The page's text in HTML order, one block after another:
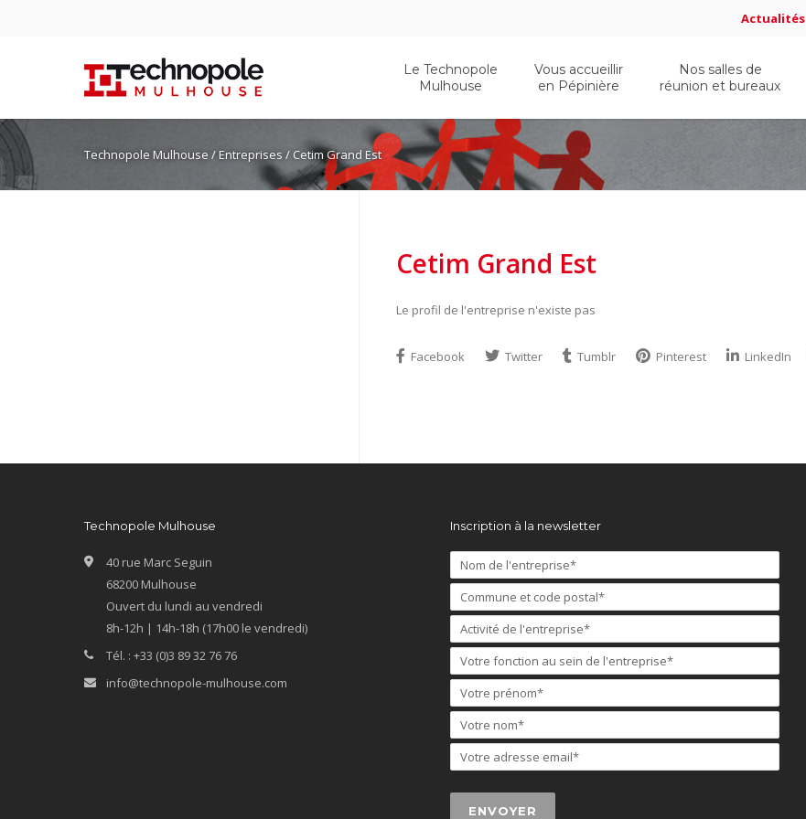
Actualités
Le Technopole
Mulhouse
Vous accueillir
en Pépinière
Nos salles de
réunion et bureaux
Technopole Mulhouse / Entreprises / Cetim Grand Est
Cetim Grand Est
Le profil de l'entreprise n'existe pas
Facebook Twitter Tumblr Pinterest LinkedIn
Technopole Mulhouse
40 rue Marc Seguin
68200 Mulhouse
Ouvert du lundi au vendredi
8h-12h | 14h-18h (17h00 le vendredi)
Tél. : +33 (0)3 89 32 76 76
info@technopole-mulhouse.com
Inscription à la newsletter